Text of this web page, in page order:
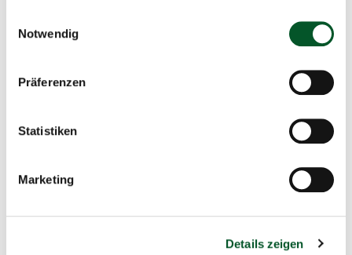
Notwendig
Präferenzen
Statistiken
Marketing
Details zeigen
Nationale Biodiversitätsstrategie
projektbegleitend ein Wirkungsmonitoring durchzuführen.